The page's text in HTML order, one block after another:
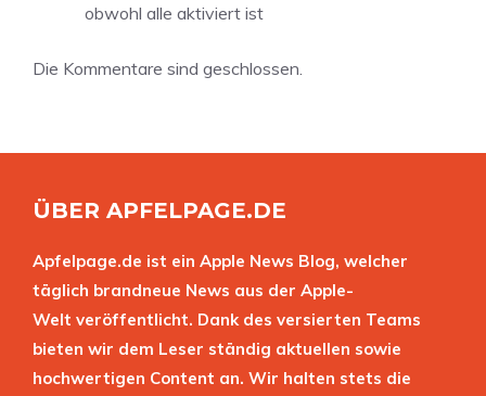
obwohl alle aktiviert ist
Die Kommentare sind geschlossen.
ÜBER APFELPAGE.DE
Apfelpage.de ist ein Apple News Blog, welcher
täglich brandneue News aus der Apple-
Welt veröffentlicht. Dank des versierten Teams
bieten wir dem Leser ständig aktuellen sowie
hochwertigen Content an. Wir halten stets die